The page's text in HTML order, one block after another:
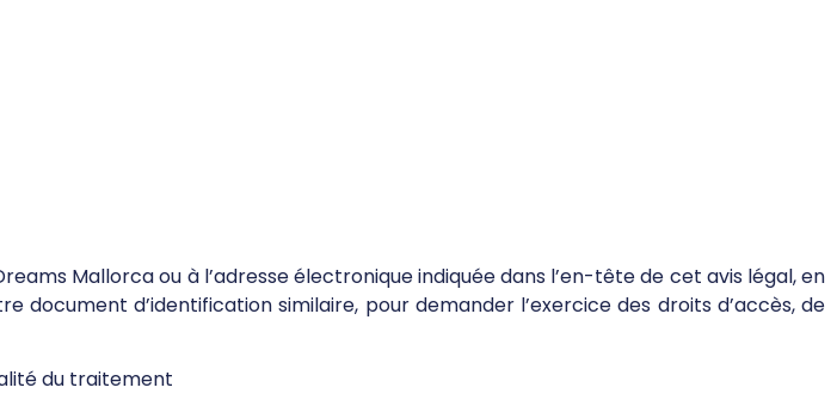
Mallorca ou à l’adresse électronique indiquée dans l’en-tête de cet avis légal, en
document d’identification similaire, pour demander l’exercice des droits d’accès, de
du traitement